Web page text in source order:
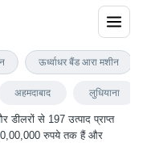
डीलरों से 197 उत्पाद प्राप्त
रुपये तक हैं और
अहमदाबाद लुधियाना
ऊर्ध्वाधर बैंड आरा मशीन